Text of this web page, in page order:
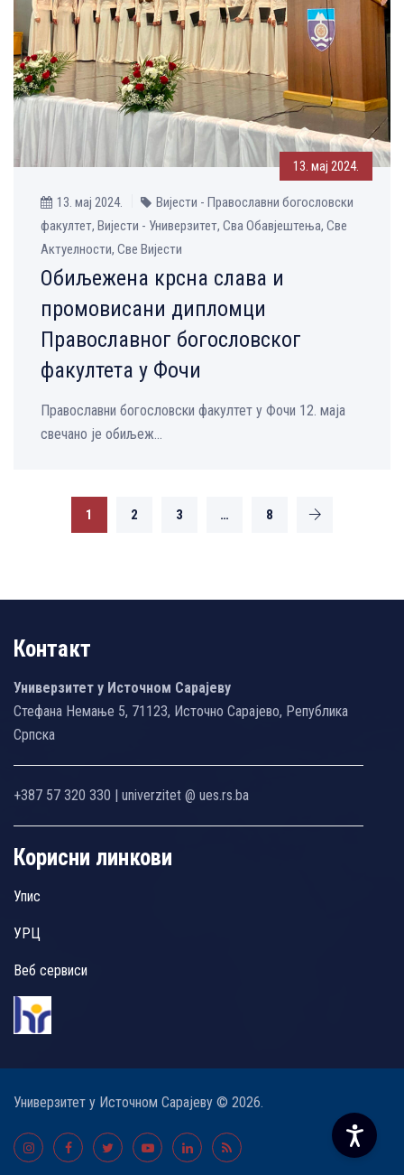
13. мај 2024.
13. мај 2024.
Вијести - Православни богословски
факултет, Вијести - Универзитет, Сва Обавјештења, Све
Aктуелности, Све Вијести
Обиљежена крсна слава и
промовисани дипломци
Православног богословског
факултета у Фочи
Православни богословски факултет у Фочи 12. маја
свечано је обиљеж...
1 2 3 … 8
Контакт
Универзитет у Источном Сарајеву
Стефана Немање 5, 71123, Источно Сарајево, Република
Српска
+387 57 320 330 | univerzitet @ ues.rs.ba
Корисни линкови
Упис
УРЦ
Веб сервиси
Универзитет у Источном Сарајеву © 2026.